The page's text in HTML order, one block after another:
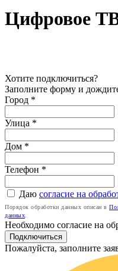
Цифровое
Хотите подключиться?
Заполните форму и
Город *
Улица *
Дом *
Телефон *
Даю согласие на
Порядок обработки данных описан в
данных.
Необходимо согласие на
Подключиться
Пожалуйста, заполните